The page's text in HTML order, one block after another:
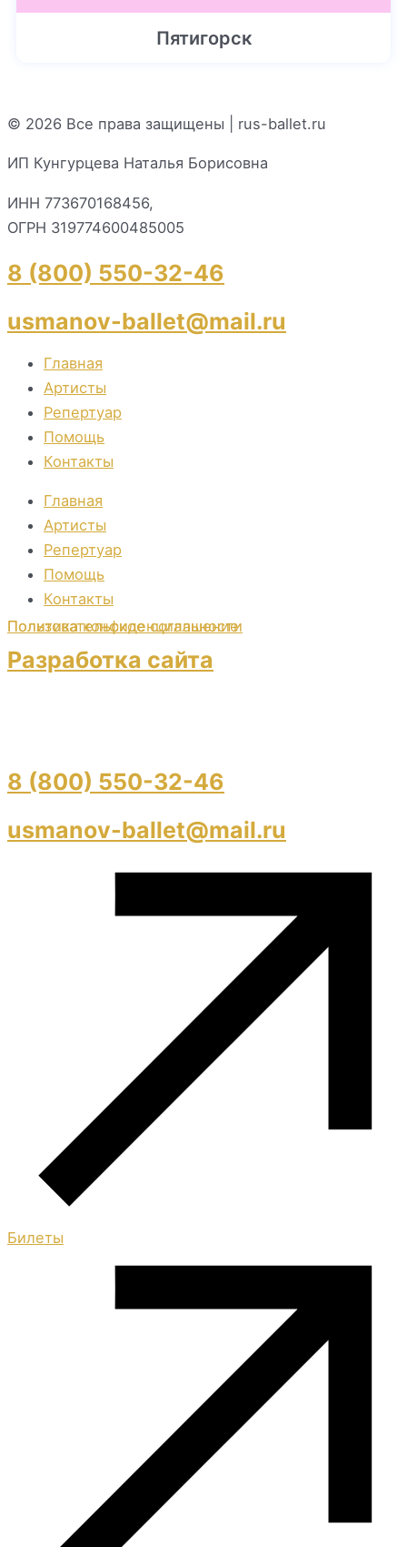
Пятигорск
© 2026 Все права защищены | rus-ballet.ru
ИП Кунгурцева Наталья Борисовна
ИНН 773670168456,
ОГРН 319774600485005
8 (800) 550-32-46
usmanov-ballet@mail.ru
Главная
Артисты
Репертуар
Помощь
Контакты
Главная
Артисты
Репертуар
Помощь
Контакты
Пользовательское соглашение
Политика конфиденциальности
Разработка сайта
8 (800) 550-32-46
usmanov-ballet@mail.ru
Билеты